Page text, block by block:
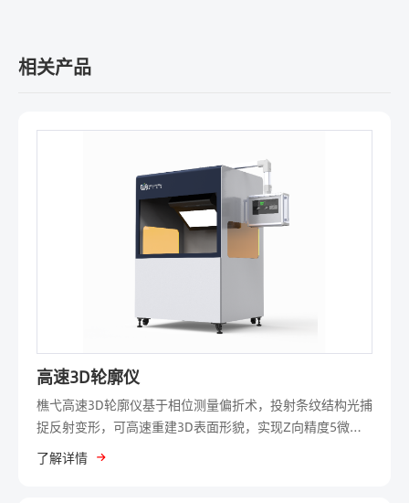
相关产品
高速3D轮廓仪
樵弋高速3D轮廓仪基于相位测量偏折术，投射条纹结构光捕
捉反射变形，可高速重建3D表面形貌，实现Z向精度5微
米、重复精度0.5微米的精准测量。它以微米级测量精度实
现全场高速成像，单次拍照即可获取全视场3D数据，业界领
了解详情